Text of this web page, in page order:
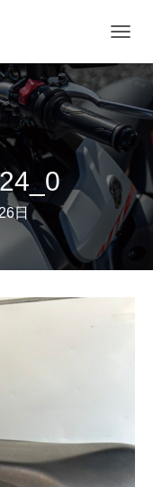
ビ
ー
シ
ョ
ン
を
り
日